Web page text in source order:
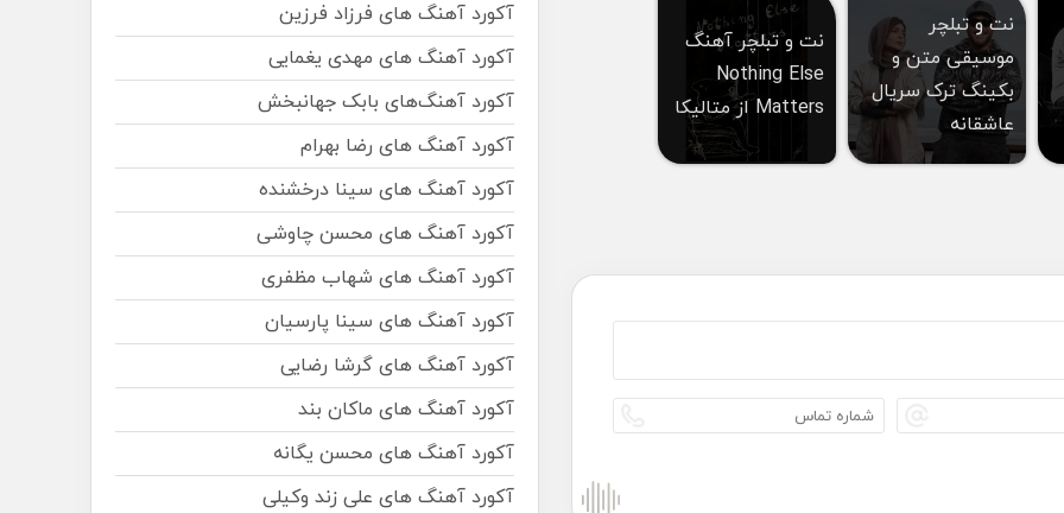
نت و تبلچر
موسیقی متن و
بکینگ ترک سریال
عاشقانه
نت و تبلچر آهنگ
Nothing Else
Matters از متالیکا
آکورد آهنگ های فرزاد فرزین
آکورد آهنگ های مهدی یغمایی
آکورد آهنگ‌های بابک جهانبخش
آکورد آهنگ های رضا بهرام
آکورد آهنگ های سینا درخشنده
آکورد آهنگ های محسن چاوشی
آکورد آهنگ های شهاب مظفری
آکورد آهنگ های سینا پارسیان
آکورد آهنگ های گرشا رضایی
آکورد آهنگ های ماکان بند
آکورد آهنگ های محسن یگانه
آکورد آهنگ های علی زند وکیلی